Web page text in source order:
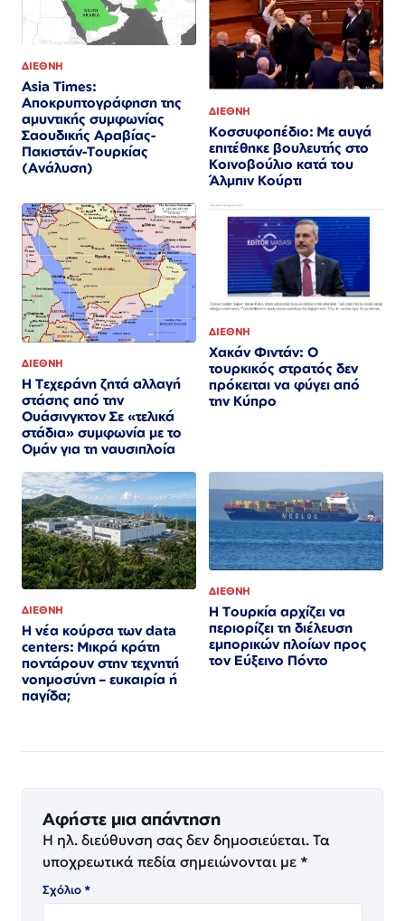
ΔΙΕΘΝΗ
Asia Times:
Αποκρυπτογράφηση της
αμυντικής συμφωνίας
Σαουδικής Αραβίας-
Πακιστάν-Τουρκίας
(Ανάλυση)
ΔΙΕΘΝΗ
Κοσσυφοπέδιο: Με αυγά
επιτέθηκε βουλευτής στο
Κοινοβούλιο κατά του
Άλμπιν Κούρτι
ΔΙΕΘΝΗ
Η Τεχεράνη ζητά αλλαγή
στάσης από την
Ουάσινγκτον Σε «τελικά
στάδια» συμφωνία με το
Ομάν για τη ναυσιπλοία
ΔΙΕΘΝΗ
Χακάν Φιντάν: Ο
τουρκικός στρατός δεν
πρόκειται να φύγει από
την Κύπρο
ΔΙΕΘΝΗ
Η νέα κούρσα των data
centers: Μικρά κράτη
ποντάρουν στην τεχνητή
νοημοσύνη – ευκαιρία ή
παγίδα;
ΔΙΕΘΝΗ
Η Τουρκία αρχίζει να
περιορίζει τη διέλευση
εμπορικών πλοίων προς
τον Εύξεινο Πόντο
Αφήστε μια απάντηση
Η ηλ. διεύθυνση σας δεν δημοσιεύεται. Τα
υποχρεωτικά πεδία σημειώνονται με *
Σχόλιο*